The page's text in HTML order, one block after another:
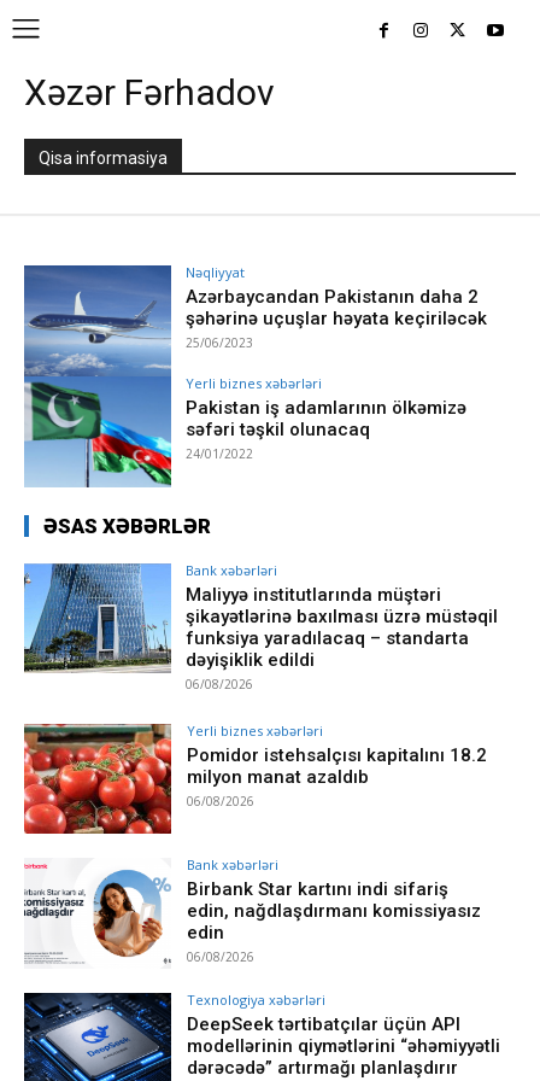
Xəzər Fərhadov
Qisa informasiya
Nəqliyyat
Azərbaycandan Pakistanın daha 2
şəhərinə uçuşlar həyata keçiriləcək
25/06/2023
Yerli biznes xəbərləri
Pakistan iş adamlarının ölkəmizə
səfəri təşkil olunacaq
24/01/2022
ƏSAS XƏBƏRLƏR
Bank xəbərləri
Maliyyə institutlarında müştəri
şikayətlərinə baxılması üzrə müstəqil
funksiya yaradılacaq – standarta
dəyişiklik edildi
06/08/2026
Yerli biznes xəbərləri
Pomidor istehsalçısı kapitalını 18.2
milyon manat azaldıb
06/08/2026
Bank xəbərləri
Birbank Star kartını indi sifariş
edin, nağdlaşdırmanı komissiyasız
edin
06/08/2026
Texnologiya xəbərləri
DeepSeek tərtibatçılar üçün API
modellərinin qiymətlərini “əhəmiyyətli
dərəcədə” artırmağı planlaşdırır